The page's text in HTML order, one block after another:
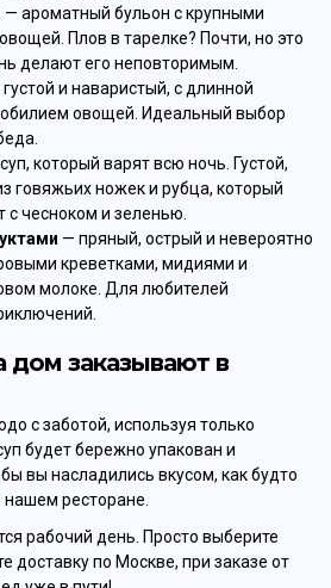
— ароматный бульон с крупными
Плов в тарелке? Почти, но это
делают его неповторимым.
и наваристый, с длинной
овощей. Идеальный выбор
который варят всю ночь. Густой,
говяжьих ножек и рубца, который
чесноком и зеленью.
— пряный, острый и невероятно
креветками, мидиями и
молоке. Для любителей
дом заказывают в
с заботой, используя только
будет бережно упакован и
вы насладились вкусом, как будто
ресторане.
рабочий день. Просто выберите
доставку по Москве, при заказе от